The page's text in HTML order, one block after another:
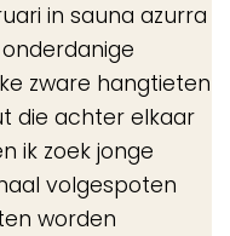
in sauna azurra
zware hangtieten
die achter elkaar
ik zoek jonge
volgespoten
worden